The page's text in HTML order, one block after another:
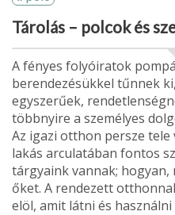
Tárolás – polcok és
A fényes folyóiratok
berendezésükkel tűnnek
egyszerűek,
többnyire a személyes
Az igazi otthon persze tele
lakás arculatában fontos
tárgyaink van­nak;
őket. A rendezett
elöl, amit látni és